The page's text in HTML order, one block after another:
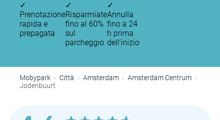
✓
Prenotazione
rapida e
prepagata
✓
Risparmiate
fino al 60%
sul
parcheggio
✓
Annulla
fino a 24
h prima
dell’inizio
Mobypark Città Amsterdam
Amsterdam Centrum
Jodenbuurt
P